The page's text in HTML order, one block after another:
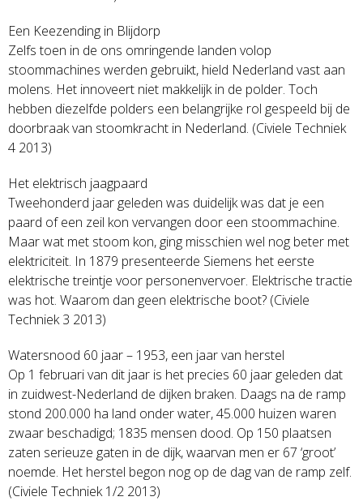
Een Keezending in Blijdorp
Zelfs toen in de ons omringende landen volop
stoommachines werden gebruikt, hield Nederland vast aan
molens. Het innoveert niet makkelijk in de polder. Toch
hebben diezelfde polders een belangrijke rol gespeeld bij de
doorbraak van stoomkracht in Nederland. (Civiele Techniek
4 2013)
Het elektrisch jaagpaard
Tweehonderd jaar geleden was duidelijk was dat je een
paard of een zeil kon vervangen door een stoommachine.
Maar wat met stoom kon, ging misschien wel nog beter met
elektriciteit. In 1879 presenteerde Siemens het eerste
elektrische treintje voor personenvervoer. Elektrische tractie
was hot. Waarom dan geen elektrische boot? (Civiele
Techniek 3 2013)
Watersnood 60 jaar – 1953, een jaar van herstel
Op 1 februari van dit jaar is het precies 60 jaar geleden dat
in zuidwest-Nederland de dijken braken. Daags na de ramp
stond 200.000 ha land onder water, 45.000 huizen waren
zwaar beschadigd; 1835 mensen dood. Op 150 plaatsen
zaten serieuze gaten in de dijk, waarvan men er 67 ‘groot’
noemde. Het herstel begon nog op de dag van de ramp zelf.
(Civiele Techniek 1/2 2013)